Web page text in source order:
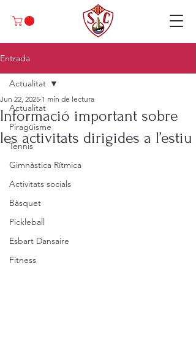
Entrada
Actualitat
Piragüisme
Tennis
Gimnàstica Rítmica
Activitats socials
Bàsquet
Pickleball
Esbart Dansaire
Fitness
Actualitat
Informació important sobre
les activitats dirigides a l’estiu
Jun 22, 2025 1 min de lectura